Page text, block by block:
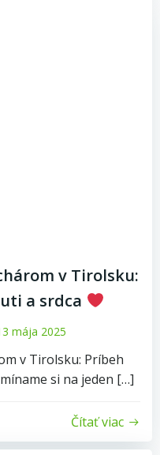
v Tirolsku:
a srdca
mája 2025
v Tirolsku: Príbeh
si na jeden […]
Čítať viac